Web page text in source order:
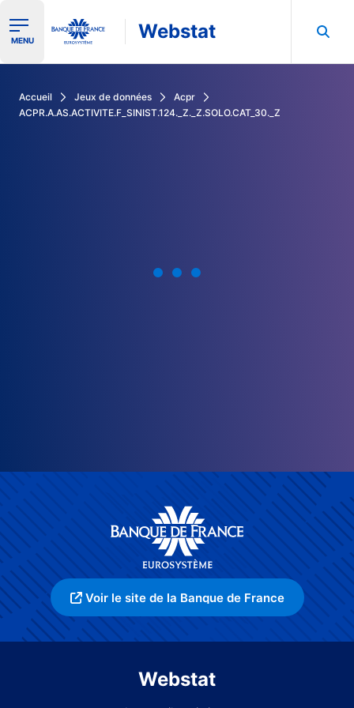
Ouvrir le menu de navigation
MENU Webstat
Accueil Jeux de données
Acpr
ACPR.A.AS.ACTIVITE.F_SINIST.124._Z._Z.SOLO.CAT_30._Z
Voir le site de la Banque de France
Webstat